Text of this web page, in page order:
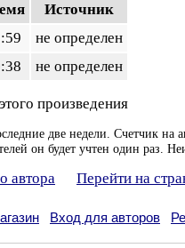
Источник
не определен
не определен
произведения
две недели. Счетчик
он будет учтен один раз.
автора Перейти на
Вход для авторов